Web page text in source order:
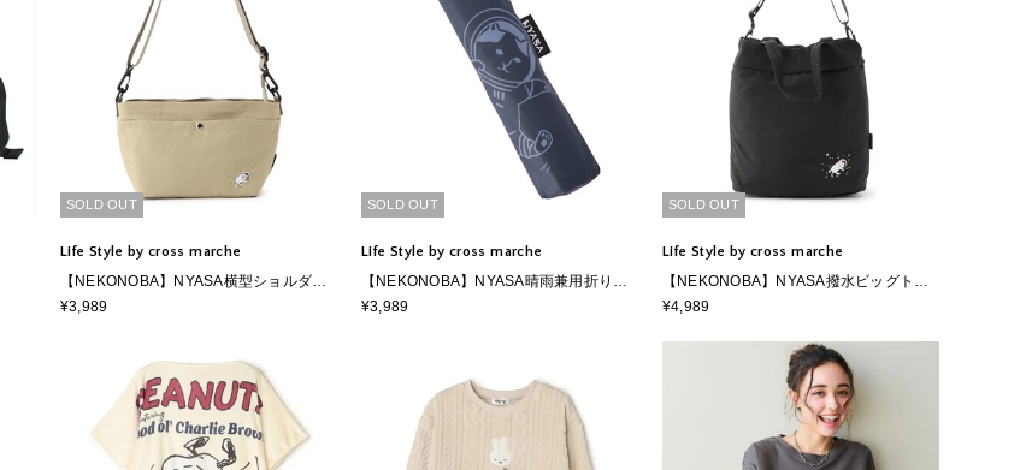
SOLD OUT
Life Style by cross marche
【NEKONOBA】NYASA横型ショルダー
バッグ
¥3,989
SOLD OUT
Life Style by cross marche
【NEKONOBA】NYASA晴雨兼用折りた
たみ傘
¥3,989
SOLD OUT
Life Style by cross marche
【NEKONOBA】NYASA撥水ビッグトー
ト
¥4,989